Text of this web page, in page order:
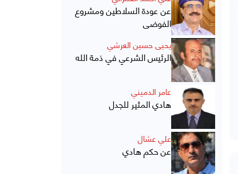
عن عودة السلاطين ومشروع
الفوضى
يحيى حسين العرشي
الرئيس الشرعي في ذمة الله
عامر الدميني
هادي المثير للجدل
علي عشال
عن حكم هادي